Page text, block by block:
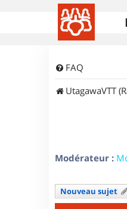
FAQ
UtagawaVTT
Modérateur :
Nouveau sujet